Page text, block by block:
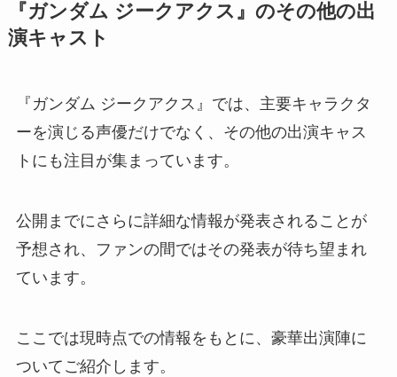
『ガンダム ジークアクス』のその他の出
演キャスト
『ガンダム ジークアクス』では、主要キャラクタ
ーを演じる声優だけでなく、その他の出演キャス
トにも注目が集まっています。
公開までにさらに詳細な情報が発表されることが
予想され、ファンの間ではその発表が待ち望まれ
ています。
ここでは現時点での情報をもとに、豪華出演陣に
ついてご紹介します。